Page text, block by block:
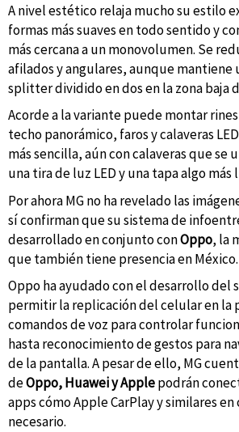
A nivel estético relaja mucho su estilo
formas más suaves en todo sentido y
más cercana a un monovolumen. Se
afilados y angulares, aunque mantiene
splitter dividido en dos en la zona baja
Acorde a la variante puede montar rines
techo panorámico, faros y calaveras
más sencilla, aún con calaveras que se
una tira de luz LED y una tapa algo más
Por ahora MG no ha revelado las
sí confirman que su sistema de
desarrollado en conjunto conOppo, la
que también tiene presencia en México.
Oppo ha ayudado con el desarrollo del
permitir la replicación del celular en la
comandos de voz para controlar
hasta reconocimiento de gestos para
de la pantalla. A pesar de ello, MG
deOppo, Huawei y Applepodrán
apps cómo Apple CarPlay y similares en
necesario.